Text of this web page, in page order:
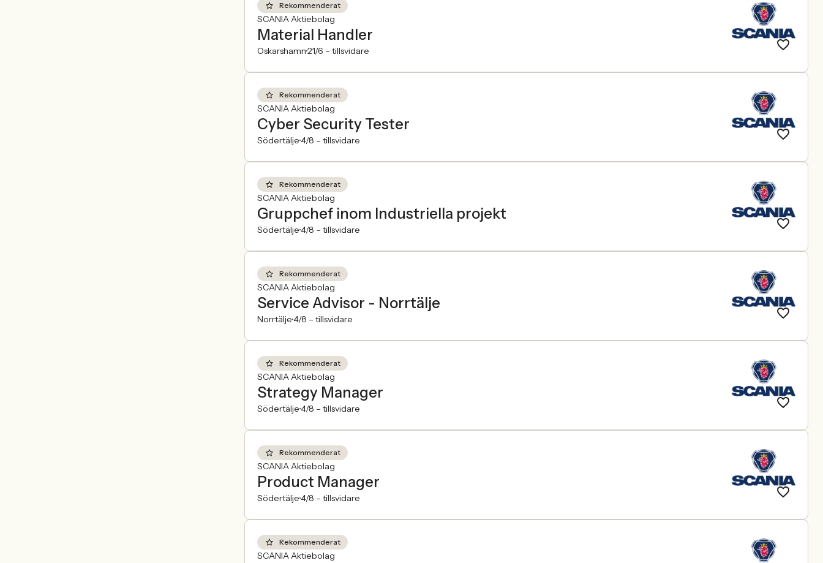
Rekommenderat
SCANIA Aktiebolag
Material Handler
Oskarshamn21/6 – tillsvidare
Rekommenderat
SCANIA Aktiebolag
Cyber Security Tester
Södertälje4/8 – tillsvidare
Rekommenderat
SCANIA Aktiebolag
Gruppchef inom Industriella projekt
Södertälje4/8 – tillsvidare
Rekommenderat
SCANIA Aktiebolag
Service Advisor - Norrtälje
Norrtälje4/8 – tillsvidare
Rekommenderat
SCANIA Aktiebolag
Strategy Manager
Södertälje4/8 – tillsvidare
Rekommenderat
SCANIA Aktiebolag
Product Manager
Södertälje4/8 – tillsvidare
Rekommenderat
SCANIA Aktiebolag